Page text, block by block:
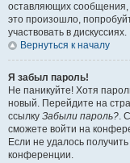
оставляющих
это произошло,
участвовать в дискуссиях.
Вернуться к началу
Я забыл пароль!
Не паникуйте! Хотя
новый. Перейдите на
ссылку Забыли пароль?.
сможете войти на
Если не удалось
конференции.